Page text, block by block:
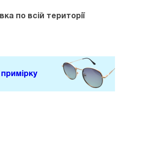
по всій території